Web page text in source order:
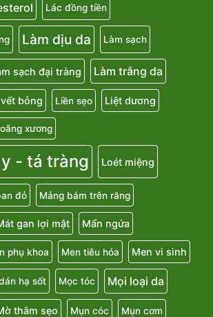
Lác đồng tiền
Làm dịu da Làm sạch
sạch đại tràng Làm trắng da
bỏng Liền sẹo Liệt dương
xương
- tá tràng Loét miệng
đỏ Mảng bám trên răng
gan lợi mật Mẩn ngứa
phụ khoa Men tiêu hóa Men vi sinh
hạ sốt Mọc tóc Mọi loại da
thâm sẹo Mụn cóc Mụn cơm